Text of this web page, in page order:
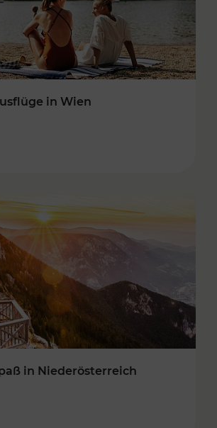
in Wien
in Niederösterreich